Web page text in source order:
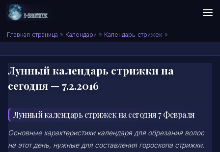
Skip to content
Сонник I-SONNIK.COM
Главная страница » Календари » Календарь стрижек »
Лунный календарь стрижки на
сегодня — 7.2.2016
Лунный календарь стрижек на сегодня 7 Февраля
Основные характеристики календаря для обрезания волос
на этот день, нужные для составления гороскопа стрижки.